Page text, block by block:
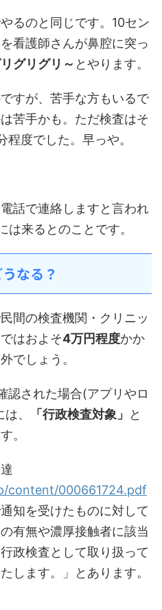
るのと同じです。10セン
看護師さんが鼻腔に突っ
グリグリ～ とやります。
すが、苦手な方もいるで
苦手かも。ただ検査はそ
度でした。早っや。
話で連絡しますと言われ
来るとのことです。
なる？
間の検査機関・クリニッ
はおよそ4万円程度かか
でしょう。
認された場合(アプリやロ
、
「行政検査対象」
と
。
達
content/000661724.pdf
知を受けたものに対して
有無や濃厚接触者に該当
政検査として取り扱って
します。」とあります。